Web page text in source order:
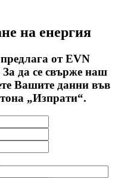
на енергия
от EVN
да се свърже наш
Вашите данни във
„Изпрати“.